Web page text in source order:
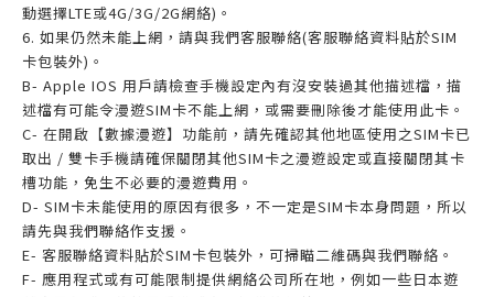
動選擇LTE或4G/3G/2G網絡)。
6. 如果仍然未能上網，請與我們客服聯絡(客服聯絡資料貼於SIM
卡包裝外)。
B- Apple IOS 用戶請檢查手機設定內有沒安裝過其他描述檔，描
述檔有可能令漫遊SIM卡不能上網，或需要刪除後才能使用此卡。
C- 在開啟【數據漫遊】功能前，請先確認其他地區使用之SIM卡已
取出 / 雙卡手機請確保關閉其他SIM卡之漫遊設定或直接關閉其卡
槽功能，免生不必要的漫遊費用。
D- SIM卡未能使用的原因有很多，不一定是SIM卡本身問題，所以
請先與我們聯絡作支援。
E- 客服聯絡資料貼於SIM卡包裝外，可掃瞄二維碼與我們聯絡。
F- 應用程式或有可能限制提供網絡公司所在地，例如一些日本遊